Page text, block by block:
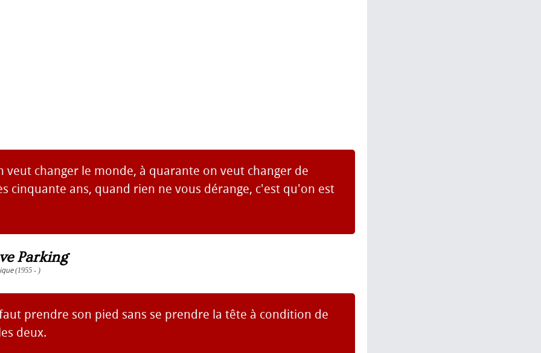
veut changer le monde, à quarante on veut changer de
cinquante ans, quand rien ne vous dérange, c'est qu'on est
Parking
(1955 - )
prendre son pied sans se prendre la tête à condition de
deux.